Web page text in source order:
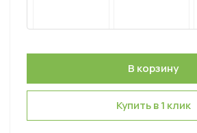
Купить в 1 клик